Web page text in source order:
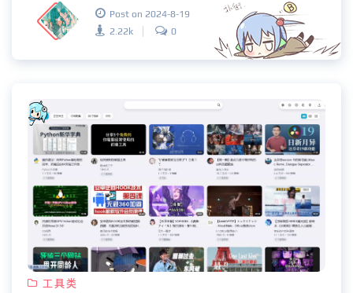
Post on 2024-8-19
2.22k
0
工具类